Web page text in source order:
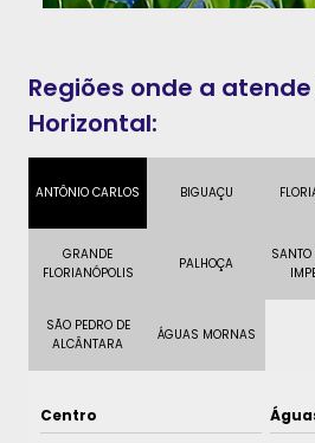
Regiões onde a
Horizontal:
ANTÔNIO CARLOS BIGUAÇU
GRANDE
FLORIANÓPOLIS
PALHOÇA
SÃO PEDRO DE
ALCÂNTARA
ÁGUAS MORNAS
Centro